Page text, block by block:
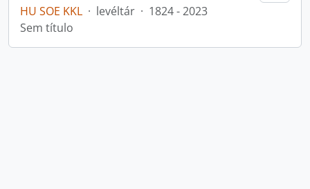
HU SOE KKL · levéltár · 1824 - 2023
Sem título